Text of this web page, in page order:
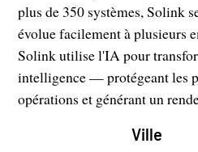
plus de 350 systèmes, Solink
évolue facilement à plusieurs
Solink utilise l'IA pour
intelligence — protégeant les
opérations et générant un
Ville